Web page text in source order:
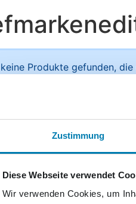
Zustimmung
Diese Webseite verwendet
Wir verwenden Cookies, um
Produkte gefunden,
Nordkurier Brief
Ein Unternehmen
Nordkurier
Friedrich-Engels-